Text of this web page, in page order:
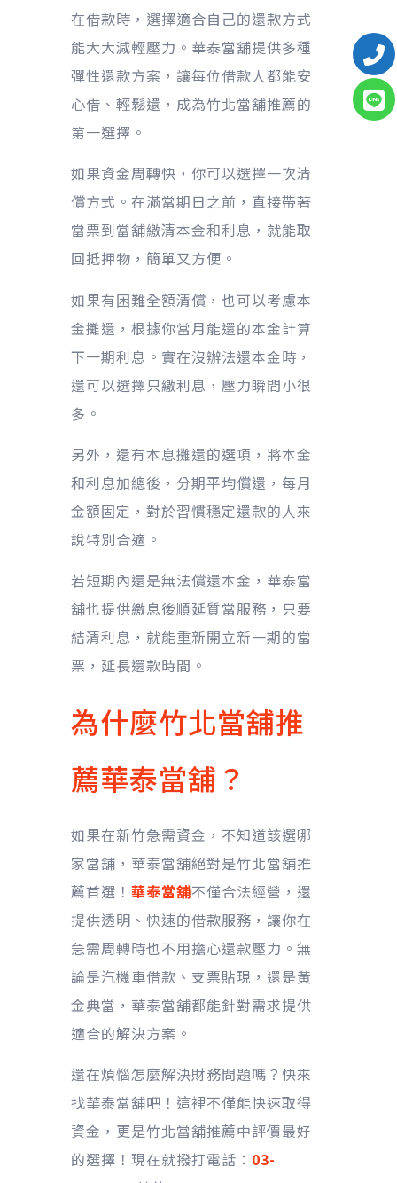
在借款時，選擇適合自己的還款方式
能大大減輕壓力。華泰當舖提供多種
彈性還款方案，讓每位借款人都能安
心借、輕鬆還，成為竹北當舖推薦的
第一選擇。
如果資金周轉快，你可以選擇一次清
償方式。在滿當期日之前，直接帶著
當票到當舖繳清本金和利息，就能取
回抵押物，簡單又方便。
如果有困難全額清償，也可以考慮本
金攤還，根據你當月能還的本金計算
下一期利息。實在沒辦法還本金時，
還可以選擇只繳利息，壓力瞬間小很
多。
另外，還有本息攤還的選項，將本金
和利息加總後，分期平均償還，每月
金額固定，對於習慣穩定還款的人來
說特別合適。
若短期內還是無法償還本金，華泰當
舖也提供繳息後順延質當服務，只要
結清利息，就能重新開立新一期的當
票，延長還款時間。
為什麼竹北當舖推
薦華泰當舖？
如果在新竹急需資金，不知道該選哪
家當舖，華泰當舖絕對是竹北當舖推
薦首選！ 華泰當舖不僅合法經營，還
提供透明、快速的借款服務，讓你在
急需周轉時也不用擔心還款壓力。無
論是汽機車借款、支票貼現，還是黃
金典當，華泰當舖都能針對需求提供
適合的解決方案。
還在煩惱怎麼解決財務問題嗎？快來
找華泰當舖吧！這裡不僅能快速取得
資金，更是竹北當舖推薦中評價最好
的選擇！現在就撥打電話： 03-